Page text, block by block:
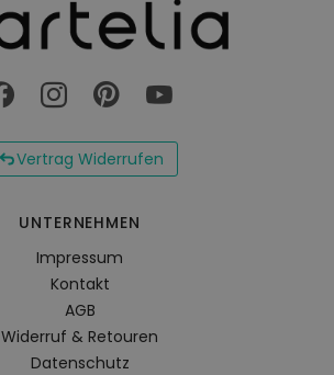
Vertrag Widerrufen
UNTERNEHMEN
Impressum
Kontakt
AGB
Widerruf & Retouren
Datenschutz